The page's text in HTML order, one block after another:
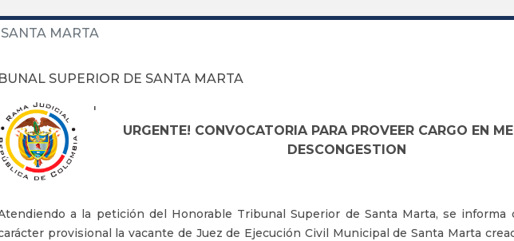
MARTA
SUPERIOR DE SANTA MARTA
'
URGENTE! CONVOCATORIA PARA PROVEER CARGO EN
DESCONGESTION
a la petición del Honorable Tribunal Superior de Santa Marta, se informa
provisional la vacante de Juez de Ejecución Civil Municipal de Santa Marta